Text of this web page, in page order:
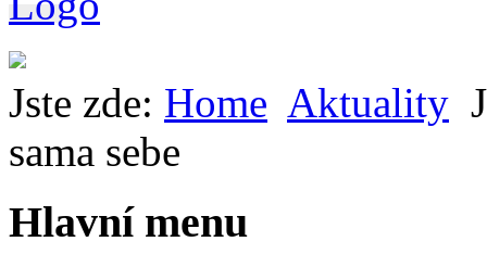
Jste zde: Home Aktuality
sama sebe
Hlavní menu